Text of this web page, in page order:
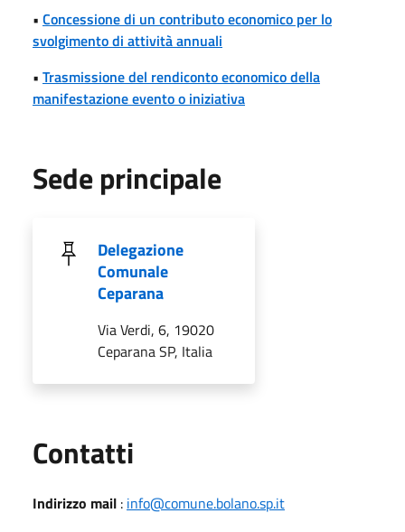
• Concessione di un contributo economico per lo
svolgimento di attività annuali
• Trasmissione del rendiconto economico della
manifestazione evento o iniziativa
Sede principale
Delegazione
Comunale
Ceparana
Via Verdi, 6, 19020
Ceparana SP, Italia
Contatti
Indirizzo mail : info@comune.bolano.sp.it